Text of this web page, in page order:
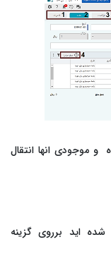
و موجودی انها انتقال
اید برروی گزینه